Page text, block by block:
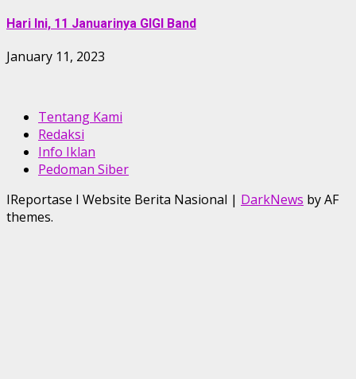
Hari Ini, 11 Januarinya GIGI Band
January 11, 2023
Tentang Kami
Redaksi
Info Iklan
Pedoman Siber
IReportase I Website Berita Nasional | DarkNews by AF
themes.